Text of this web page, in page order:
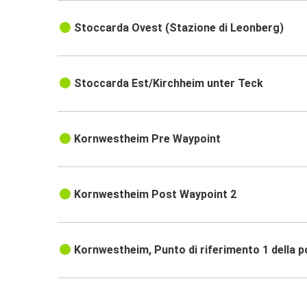
Stoccarda Ovest (Stazione di Leonberg)
Stoccarda Est/Kirchheim unter Teck
Kornwestheim Pre Waypoint
Kornwestheim Post Waypoint 2
Kornwestheim, Punto di riferimento 1 della